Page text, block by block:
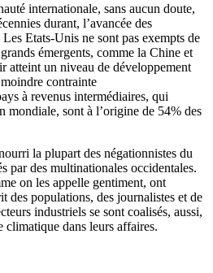
internationale, sans aucun doute,
durant, l’avancée des
Etats-Unis ne sont pas exempts de
émergents, comme la Chine et
atteint un niveau de développement
contrainte
à revenus intermédiaires, qui
mondiale, sont à l’origine de 54% des
la plupart des négationnistes du
par des multinationales occidentales.
on les appelle gentiment, ont
des populations, des journalistes et de
industriels se sont coalisés, aussi,
dans leurs affaires.